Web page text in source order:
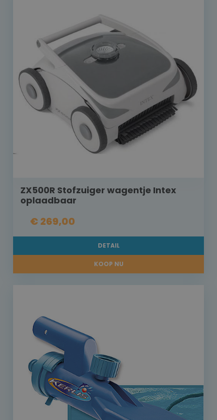
ZX500R Stofzuiger wagentje Intex
oplaadbaar
€ 269,00
DETAIL
KOOP NU